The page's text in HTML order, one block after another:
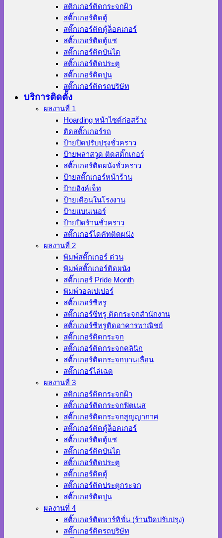
สติกเกอร์ติดกระจกฝ้า
สติ๊กเกอร์ติดตู้
สติ๊กเกอร์ติดตู้ล็อคเกอร์
สติ๊กเกอร์ติดตู้แช่
สติ๊กเกอร์ติดบันได
สติ๊กเกอร์ติดประตู
สติ๊กเกอร์ติดปูน
สติ๊กเกอร์ติดรถบริษัท
บริการติดตั้ง
ผลงานที่ 1
Hoarding หน้าไซต์ก่อสร้าง
ติดสติ๊กเกอร์รถ
ป้ายปิดปรับปรุงชั่วคราว
ป้ายพลาสวูด ติดสติ๊กเกอร์
สติ๊กเกอร์ติดผนังชั่วคราว
ป้ายสติ๊กเกอร์หน้าร้าน
ป้ายอิงค์เจ็ท
ป้ายเตือนในโรงงาน
ป้ายแบนเนอร์
ป้ายปิดร้านชั่วคราว
สติ๊กเกอร์ไดคัทติดผนัง
ผลงานที่ 2
พิมพ์สติ๊กเกอร์ ด่วน
พิมพ์สติ๊กเกอร์ติดผนัง
สติ๊กเกอร์ Pride Month
พิมพ์วอลเปเปอร์
สติ๊กเกอร์ซีทรู
สติ๊กเกอร์ซีทรู ติดกระจกสำนักงาน
สติ๊กเกอร์ซีทรูติดอาคารพาณิชย์
สติ๊กเกอร์ติดกระจก
สติ๊กเกอร์ติดกระจกคลินิก
สติ๊กเกอร์ติดกระจกบานเลื่อน
สติ๊กเกอร์ไล่เฉด
ผลงานที่ 3
สติกเกอร์ติดกระจกฝ้า
สติ๊กเกอร์ติดกระจกฟิตเนส
สติ๊กเกอร์ติดกระจกสูญญากาศ
สติ๊กเกอร์ติดตู้ล็อคเกอร์
สติ๊กเกอร์ติดตู้แช่
สติ๊กเกอร์ติดบันได
สติ๊กเกอร์ติดประตู
สติ๊กเกอร์ติดตู้
สติ๊กเกอร์ติดประตูกระจก
สติ๊กเกอร์ติดปูน
ผลงานที่ 4
สติ๊กเกอร์ติดพาร์ทิชั่น (ร้านปิดปรับปรุง)
สติ๊กเกอร์ติดรถบริษัท